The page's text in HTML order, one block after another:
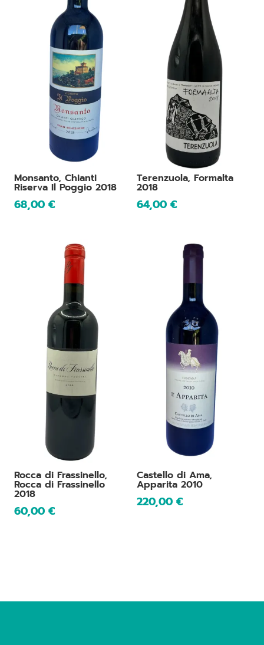
Monsanto, Chianti
Riserva Il Poggio 2018
68,00 €
Terenzuola, Formalta
2018
64,00 €
Rocca di Frassinello,
Rocca di Frassinello
2018
60,00 €
Castello di Ama,
Apparita 2010
220,00 €